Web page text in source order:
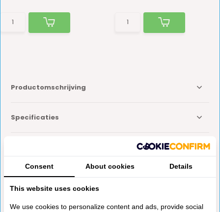
Productomschrijving
Specificaties
Delen
Consent About cookies Details
This website uses cookies
We use cookies to personalize content and ads, provide social